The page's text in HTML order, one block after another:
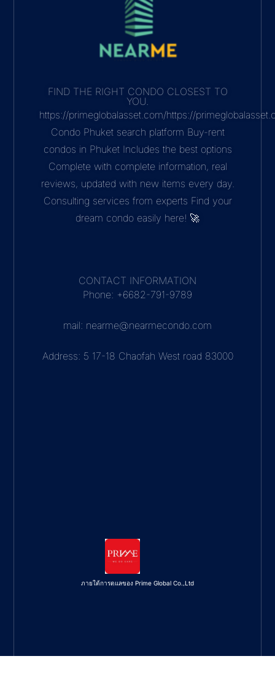
FIND THE RIGHT CONDO CLOSEST TO
YOU.
https://primeglobalasset.com/https://
Condo Phuket search platform Buy-rent
condos in Phuket Includes the best options
Complete with complete information, real
reviews, updated with new items every day.
Consulting services from experts Find your
dream condo easily here! 🚀
CONTACT INFORMATION
Phone: +6682-791-9789
mail: nearme@nearmecondo.com
Address: 5 17-18 Chaofah West road 83000
ภายใต้การดูแลของ Prime Global Co.,Ltd